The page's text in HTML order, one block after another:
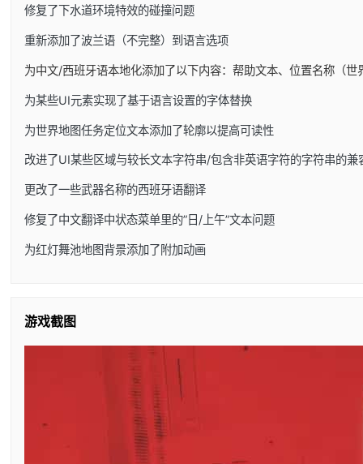
修复了下水道环境特效的碰撞问题
重新添加了波兰语（不完整）到语言选项
为中文/西班牙语本地化添加了以下内容：帮助文本、位置名称（
为某些UI元素实现了基于语言设置的字体替换
为世界地图任务定位文本添加了轮廓以提高可读性
改进了UI某些区域与较长文本字符串/包含非英语字符的字符串的兼
更改了一些武器名称的西班牙语翻译
修复了中文翻译中状态菜单里的”日/上午”文本问题
为红灯舞池地图背景添加了附加动画
游戏截图